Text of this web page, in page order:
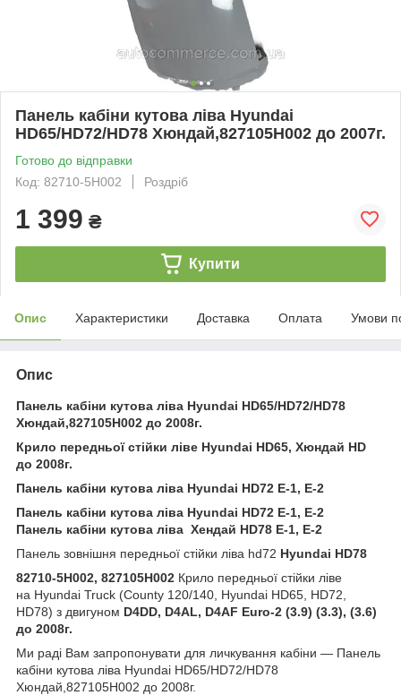
Панель кабіни кутова ліва Hyundai
HD65/HD72/HD78 Хюндай,827105H002 до 2007г.
Готово до відправки
Код: 82710-5H002
Роздріб
1 399 ₴
Купити
Опис Характеристики Доставка Оплата Умови
Опис
Панель кабіни кутова ліва Hyundai HD65/HD72/HD78
Хюндай,827105H002 до 2008г.
Крило передньої стійки ліве Hyundai HD65, Хюндай HD
до 2008г.
Панель кабіни кутова ліва Hyundai HD72 E-1, Е-2
Панель кабіни кутова ліва Hyundai HD72 E-1, Е-2
Панель кабіни кутова ліва Хендай HD78 E-1, Е-2
Панель зовнішня передньої стійки ліва hd72 Hyundai HD78
82710-5H002, 827105H002 Крило передньої стійки ліве
на Hyundai Truck (County 120/140, Hyundai HD65, HD72,
HD78) з двигуном D4DD, D4AL, D4AF Euro-2 (3.9) (3.3), (3.6)
до 2008г.
Ми раді Вам запропонувати для личкування кабіни — Панель
кабіни кутова ліва Hyundai HD65/HD72/HD78
Хюндай,827105H002 до 2008г.